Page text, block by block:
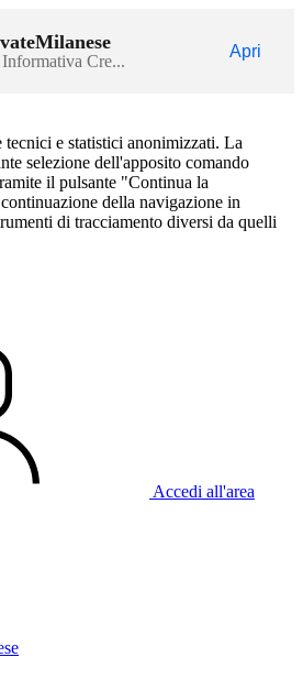
Informativa Cre...
Apri
e statistici anonimizzati. La
selezione dell'apposito comando
il pulsante "Continua la
della navigazione in
di tracciamento diversi da quelli
Accedi all'area